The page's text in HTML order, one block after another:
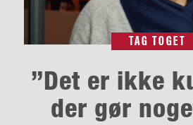
TAG TOGET
”Det er ikke
der gør